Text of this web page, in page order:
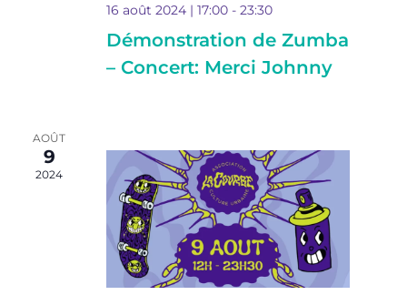
16 août 2024 | 17:00- 23:30
Démonstration de Zumba
– Concert: Merci Johnny
AOÛT
9
2024